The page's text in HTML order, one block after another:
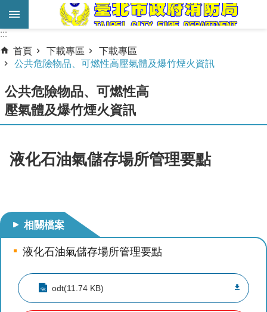
跳到主要內容區塊
進
階
尋
業
服
務
簡
介
導
教
育
:::
:::
首頁
下載專區
下載專區
公共危險物品、可燃性高壓氣體及爆竹煙火資訊
公共危險物品、可燃性高
壓氣體及爆竹煙火資訊
液化石油氣儲存場所管理要點
相關檔案
液化石油氣儲存場所管理要點
odt(11.74 KB)